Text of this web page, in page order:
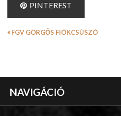
PINTEREST
FGV GÖRGŐS FIÓKCSÚSZÓ
NAVIGÁCIÓ